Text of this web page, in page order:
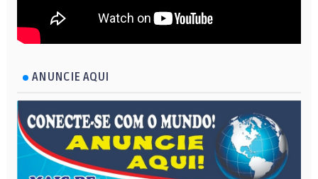
ANUNCIE AQUI